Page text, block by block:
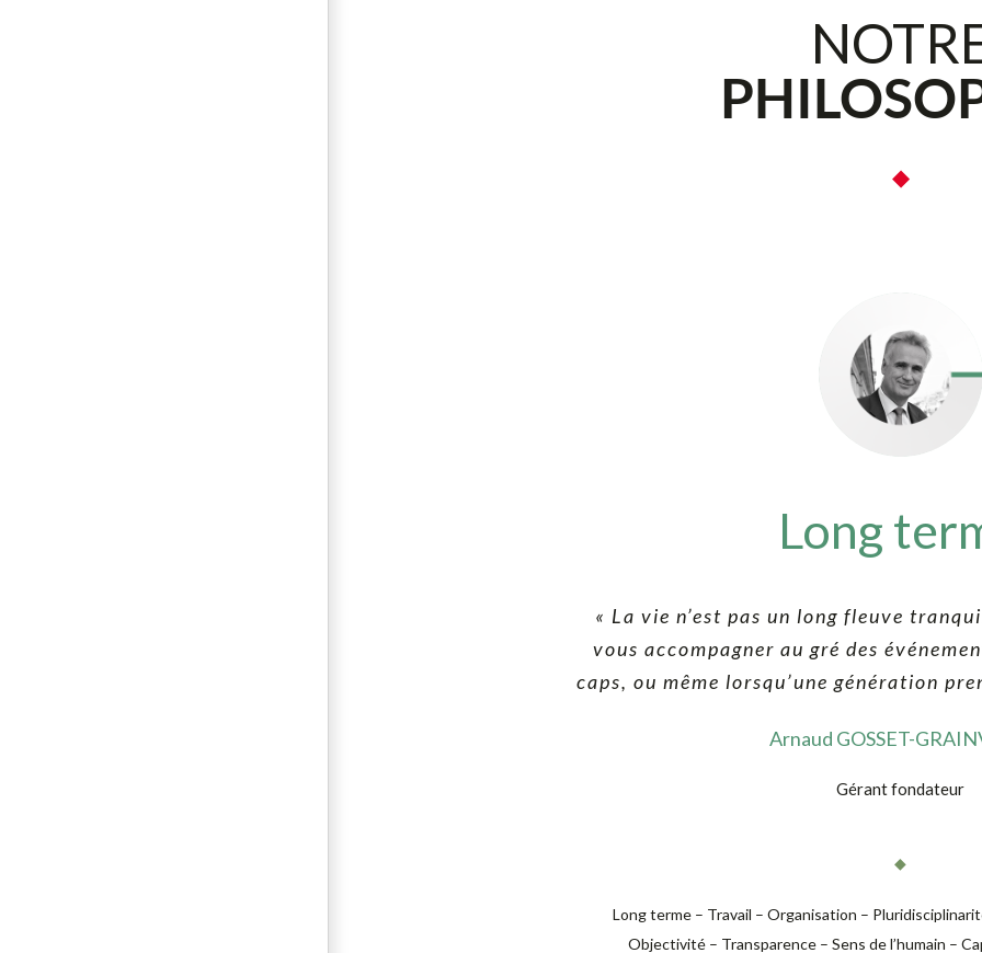
◆
Long
« La vie n’est pas un long fleuve
vous accompagner au gré des
caps, ou même lorsqu’une génération
Arnaud GOSSET-
Gérant fondateur
◆
Long terme – Travail – Organisation –
Objectivité – Transparence – Sens de l’humain –